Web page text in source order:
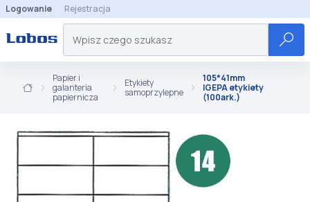
Logowanie Rejestracja
Papier i
galanteria
papiernicza
Etykiety
samoprzylepne
105*41mm
IGEPA etykiety
(100ark.)